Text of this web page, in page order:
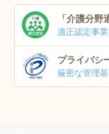
「介護分野
適正認定事
プライバシ
厳密な管理